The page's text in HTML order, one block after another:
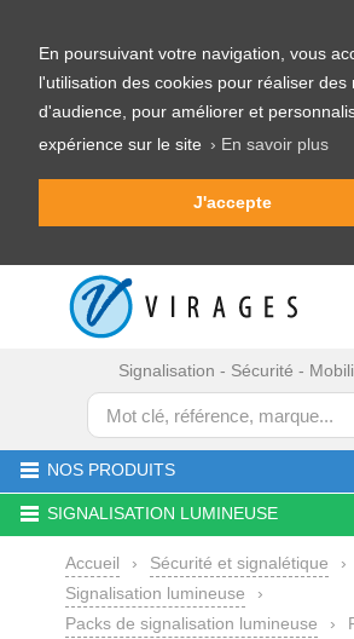
En poursuivant votre navigation, vous
l'utilisation des cookies pour réaliser des
d'audience, pour améliorer et
expérience sur le site › En savoir plus
J'accepte
Signalisation - Sécurité -
NOS PRODUITS
SIGNALISATION LUMINEUSE
Accueil › Sécurité et signalétique
›
Signalisation lumineuse
›
Packs de signalisation lumineuse
›